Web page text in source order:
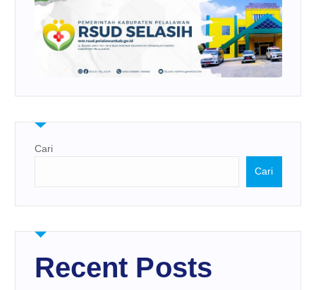
Cari
Cari
Recent Posts